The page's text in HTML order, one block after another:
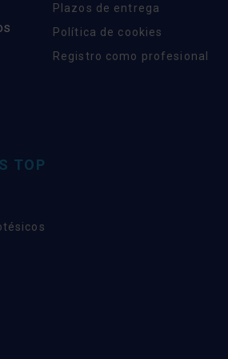
Plazos de entrega
Política de cookies
Registro como profesional
TOP